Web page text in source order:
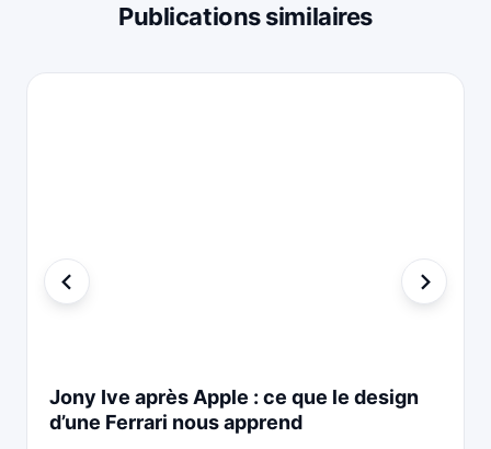
Publications similaires
Jony Ive après Apple : ce que le design
d’une Ferrari nous apprend